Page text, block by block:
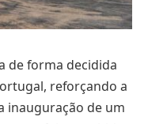
de forma decidida
reforçando a
inauguração de um